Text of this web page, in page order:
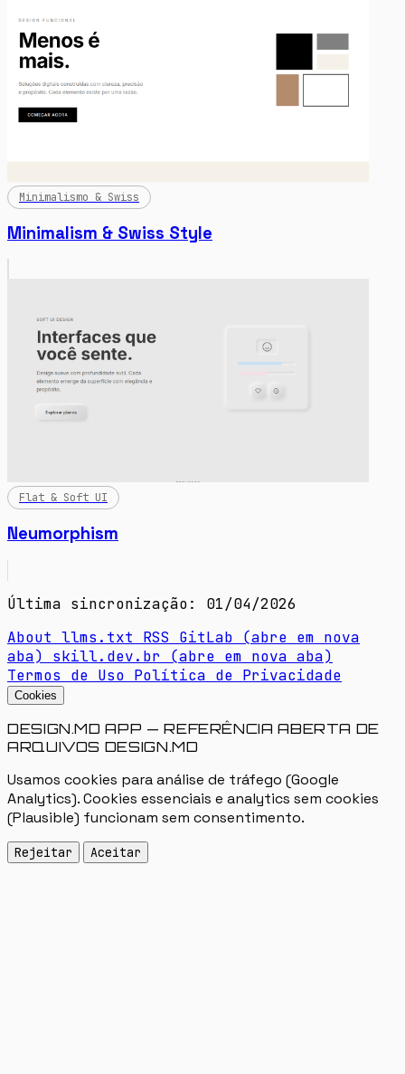
Minimalismo & Swiss
Minimalism & Swiss Style
Flat & Soft UI
Neumorphism
Última sincronização: 01/04/2026
About llms.txt RSS GitLab (abre em nova
aba)
skill.dev.br (abre em nova aba)
Termos de Uso Política de Privacidade
Cookies
DESIGN.MD APP — REFERÊNCIA ABERTA DE
ARQUIVOS DESIGN.MD
Usamos cookies para análise de tráfego (Google
Analytics). Cookies essenciais e analytics sem cookies
(Plausible) funcionam sem consentimento.
Rejeitar Aceitar